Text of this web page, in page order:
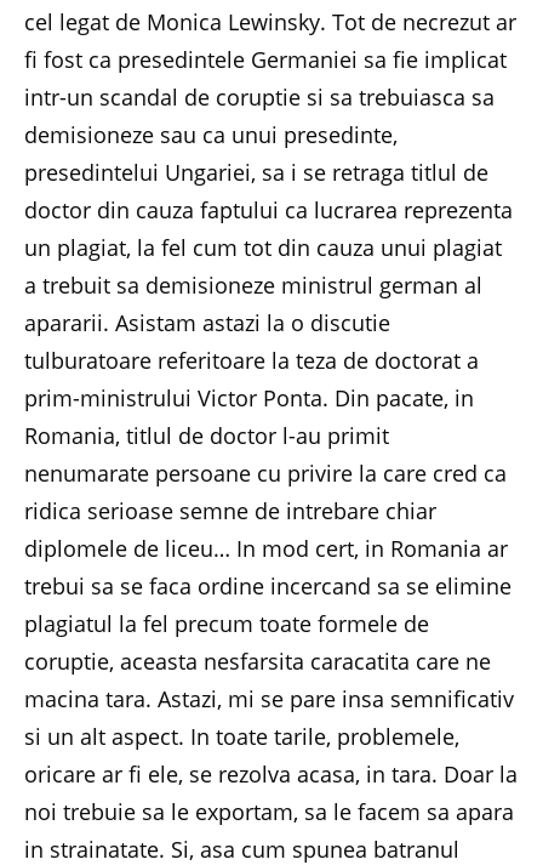
cel legat de Monica Lewinsky. Tot de necrezut ar
fi fost ca presedintele Germaniei sa fie implicat
intr-un scandal de coruptie si sa trebuiasca sa
demisioneze sau ca unui presedinte,
presedintelui Ungariei, sa i se retraga titlul de
doctor din cauza faptului ca lucrarea reprezenta
un plagiat, la fel cum tot din cauza unui plagiat
a trebuit sa demisioneze ministrul german al
apararii. Asistam astazi la o discutie
tulburatoare referitoare la teza de doctorat a
prim-ministrului Victor Ponta. Din pacate, in
Romania, titlul de doctor l-au primit
nenumarate persoane cu privire la care cred ca
ridica serioase semne de intrebare chiar
diplomele de liceu… In mod cert, in Romania ar
trebui sa se faca ordine incercand sa se elimine
plagiatul la fel precum toate formele de
coruptie, aceasta nesfarsita caracatita care ne
macina tara. Astazi, mi se pare insa semnificativ
si un alt aspect. In toate tarile, problemele,
oricare ar fi ele, se rezolva acasa, in tara. Doar la
noi trebuie sa le exportam, sa le facem sa apara
in strainatate. Si, asa cum spunea batranul